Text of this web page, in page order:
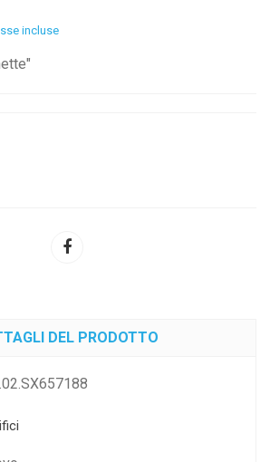
incluse
DEL PRODOTTO